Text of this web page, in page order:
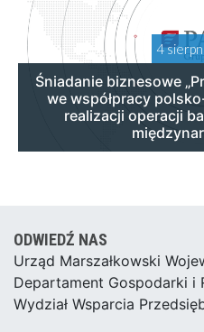
4
Śniadanie biznesowe
we współpracy
realizacji operacji
ODWIEDŹ NAS
Urząd Marszałkowski
Departament Gospodarki i
Wydział Wsparcia